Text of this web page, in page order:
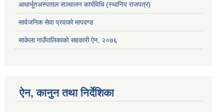
आधार्भूतअस्पताल सञ्चालन कार्यविधि (स्थानिय राजपत्र)
सार्वजनिक सेवा प्रवाको मापदण्ड
साकेला गाउँपालिकाको सहकारी ऐन, २०७६
ऐन, कानुन तथा निर्देशिका